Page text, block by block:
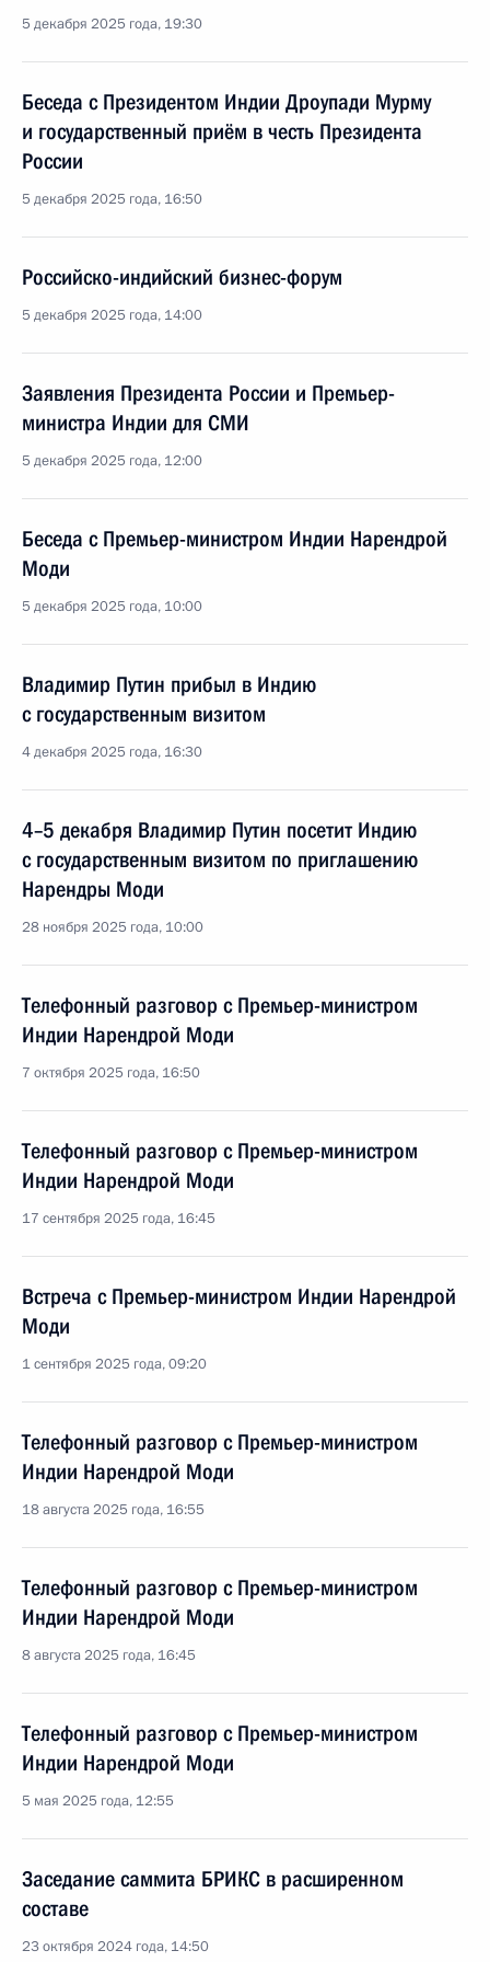
5 декабря 2025 года, 19:30
Беседа с Президентом Индии Дроупади Мурму
и государственный приём в честь Президента
России
5 декабря 2025 года, 16:50
Российско-индийский бизнес-форум
5 декабря 2025 года, 14:00
Заявления Президента России и Премьер-
министра Индии для СМИ
5 декабря 2025 года, 12:00
Беседа с Премьер-министром Индии Нарендрой
Моди
5 декабря 2025 года, 10:00
Владимир Путин прибыл в Индию
с государственным визитом
4 декабря 2025 года, 16:30
4–5 декабря Владимир Путин посетит Индию
с государственным визитом по приглашению
Нарендры Моди
28 ноября 2025 года, 10:00
Телефонный разговор с Премьер-министром
Индии Нарендрой Моди
7 октября 2025 года, 16:50
Телефонный разговор с Премьер-министром
Индии Нарендрой Моди
17 сентября 2025 года, 16:45
Встреча с Премьер-министром Индии Нарендрой
Моди
1 сентября 2025 года, 09:20
Телефонный разговор с Премьер-министром
Индии Нарендрой Моди
18 августа 2025 года, 16:55
Телефонный разговор с Премьер-министром
Индии Нарендрой Моди
8 августа 2025 года, 16:45
Телефонный разговор с Премьер-министром
Индии Нарендрой Моди
5 мая 2025 года, 12:55
Заседание саммита БРИКС в расширенном
составе
23 октября 2024 года, 14:50